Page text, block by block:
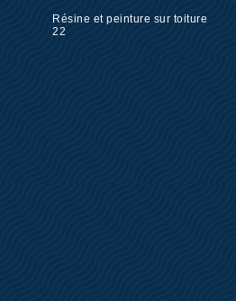
Résine et peinture sur toiture
22